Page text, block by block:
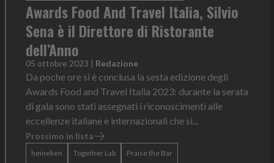
Awards Food And Travel Italia, Silvio
Sena è il Direttore di Ristorante
dell’Anno
05 ottobre 2023 | Redazione
Da poche ore si è conclusa la sesta edizione degli
Awards Food and Travel Italia 2023: durante la serata
di gala sono stati assegnati i riconoscimenti alle
eccellenze italiane e internazionali che si...
Prossimo in lista
heineken Together Lab Praise the Bar